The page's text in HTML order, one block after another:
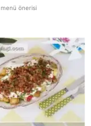
menü önerisi